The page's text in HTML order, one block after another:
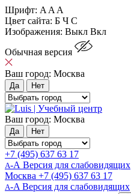
Шрифт: A A A
Цвет сайта: Б Ч С
Изображения: Выкл Вкл
Обычная версия
Ваш город: Москва
Да Нет
Ваш город: Москва
Да Нет
+7 (495) 637 63 17
А-А Версия для слабовидящих
Москва +7 (495) 637 63 17
A-A Версия для слабовидящих